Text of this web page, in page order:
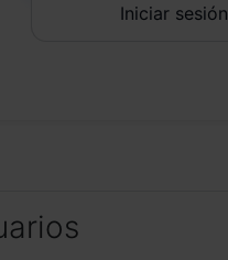
Iniciar sesión